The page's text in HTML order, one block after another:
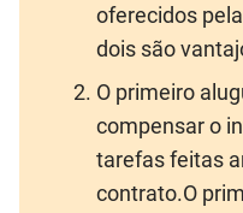
oferecidos
dois são
O primeiro
compensar o
tarefas feitas
contrato.O